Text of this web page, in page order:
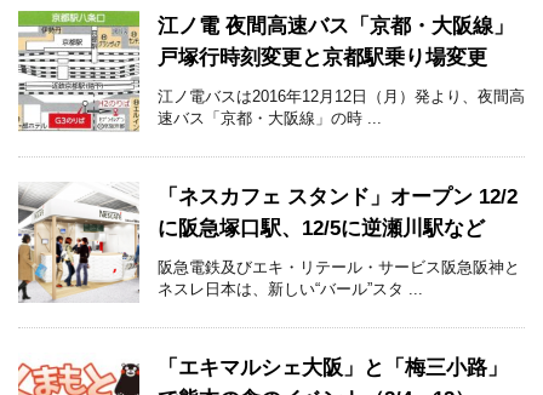
江ノ電 夜間高速バス「京都・大阪線」
戸塚行時刻変更と京都駅乗り場変更
江ノ電バスは2016年12月12日（月）発より、夜間高
速バス「京都・大阪線」の時 ...
「ネスカフェ スタンド」オープン 12/2
に阪急塚口駅、12/5に逆瀬川駅など
阪急電鉄及びエキ・リテール・サービス阪急阪神と
ネスレ日本は、新しい“バール”スタ ...
「エキマルシェ大阪」と「梅三小路」